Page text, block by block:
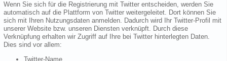
Wenn Sie sich für die Registrierung mit Twitter entscheiden, werden Sie
automatisch auf die Plattform von Twitter weitergeleitet. Dort können Sie
sich mit Ihren Nutzungsdaten anmelden. Dadurch wird Ihr Twitter-Profil mit
unserer Website bzw. unseren Diensten verknüpft. Durch diese
Verknüpfung erhalten wir Zugriff auf Ihre bei Twitter hinterlegten Daten.
Dies sind vor allem:
Twitter-Name